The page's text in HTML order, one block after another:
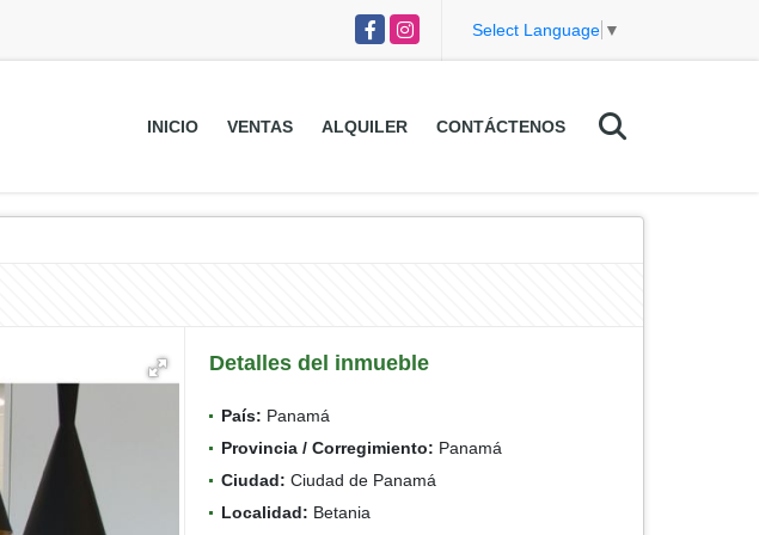
FacebookInstagram Select Language ▼
INICIO VENTAS ALQUILER CONTÁCTENOS
Detalles del inmueble
País: Panamá
Provincia / Corregimiento: Panamá
Ciudad: Ciudad de Panamá
Localidad: Betania